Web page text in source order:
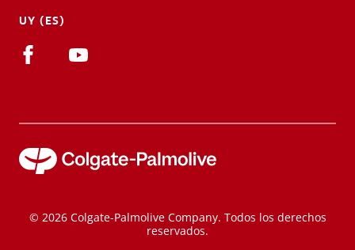
UY (ES)
© 2026 Colgate-Palmolive Company. Todos los derechos
reservados.